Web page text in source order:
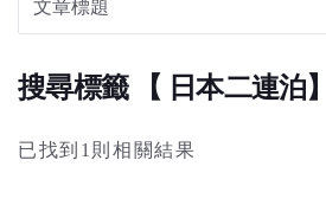
搜尋標籤 【 日本二連泊】
已找到1則相關結果